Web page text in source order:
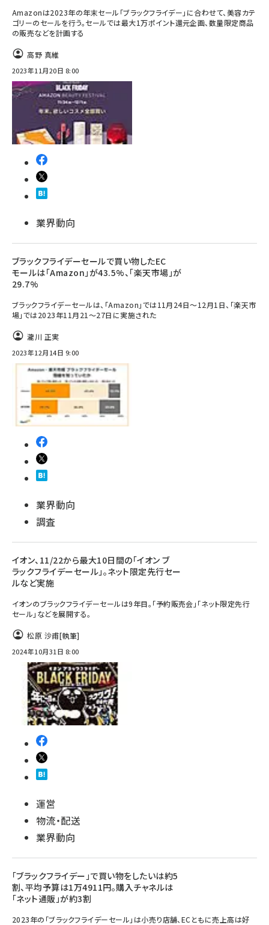
Amazonは2023年の年末セール「ブラックフライデー」に合わせて、美容カテ
ゴリーのセールを行う。セールでは最大1万ポイント還元企画、数量限定商品
の販売などを計画する
高野 真維
2023年11月20日 8:00
業界動向
ブラックフライデーセールで買い物したEC
モールは「Amazon」が43.5%、「楽天市場」が
29.7%
ブラックフライデーセールは、「Amazon」では11月24日～12月1日、「楽天市
場」では2023年11月21～27日に実施された
瀧川 正実
2023年12月14日 9:00
業界動向
調査
イオン、11/22から最大10日間の「イオン ブ
ラックフライデーセール」。ネット限定先行セー
ルなど実施
イオンのブラックフライデーセールは9年目。「予約販売会」「ネット限定先行
セール」などを展開する。
松原 沙甫[執筆]
2024年10月31日 8:00
運営
物流・配送
業界動向
「ブラックフライデー」で買い物をしたいは約5
割、平均予算は1万4911円。購入チャネルは
「ネット通販」が約3割
2023年の「ブラックフライデーセール」は小売り店舗、ECともに売上高は好